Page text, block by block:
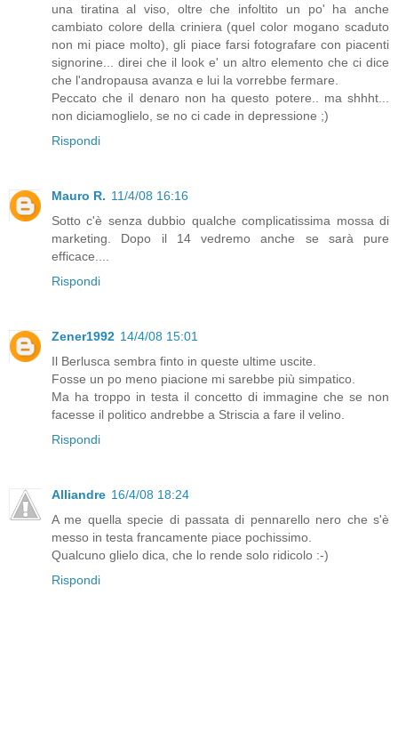
una tiratina al viso, oltre che infoltito un po' ha anche
cambiato colore della criniera (quel color mogano scaduto
non mi piace molto), gli piace farsi fotografare con piacenti
signorine... direi che il look e' un altro elemento che ci dice
che l'andropausa avanza e lui la vorrebbe fermare.
Peccato che il denaro non ha questo potere.. ma shhht...
non diciamoglielo, se no ci cade in depressione ;)
Rispondi
Mauro R. 11/4/08 16:16
Sotto c'è senza dubbio qualche complicatissima mossa di
marketing. Dopo il 14 vedremo anche se sarà pure
efficace....
Rispondi
Zener1992 14/4/08 15:01
Il Berlusca sembra finto in queste ultime uscite.
Fosse un po meno piacione mi sarebbe più simpatico.
Ma ha troppo in testa il concetto di immagine che se non
facesse il politico andrebbe a Striscia a fare il velino.
Rispondi
Alliandre 16/4/08 18:24
A me quella specie di passata di pennarello nero che s'è
messo in testa francamente piace pochissimo.
Qualcuno glielo dica, che lo rende solo ridicolo :-)
Rispondi